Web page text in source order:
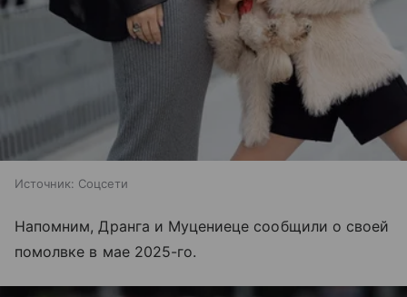
Источник: Соцсети
Напомним, Дранга и Муцениеце сообщили о своей
помолвке в мае 2025-го.